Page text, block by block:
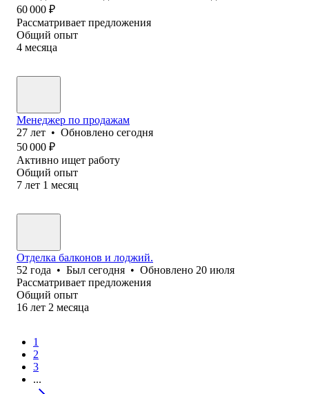
60 000 ₽
Рассматривает предложения
Общий опыт
4 месяца
Менеджер по продажам
27 лет • Обновлено сегодня
50 000 ₽
Активно ищет работу
Общий опыт
7 лет 1 месяц
Отделка балконов и лоджий.
52 года • Был сегодня • Обновлено 20 июля
Рассматривает предложения
Общий опыт
16 лет 2 месяца
1
2
3
...